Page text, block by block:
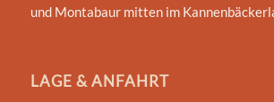
und Montabaur mitten im
LAGE & ANFAHRT